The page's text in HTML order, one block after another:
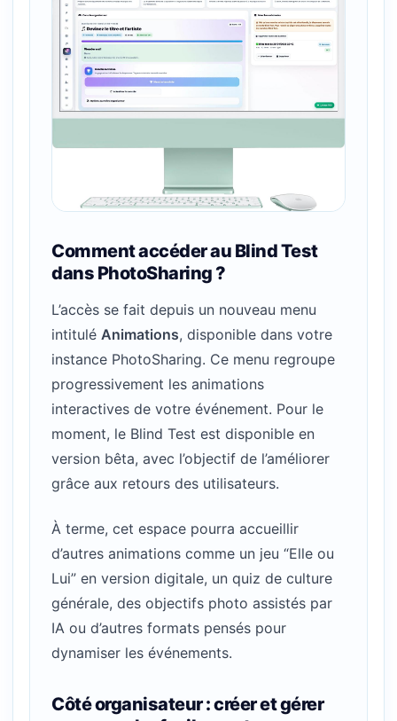
Comment accéder au Blind Test
dans PhotoSharing ?
L’accès se fait depuis un nouveau menu
intitulé Animations, disponible dans votre
instance PhotoSharing. Ce menu regroupe
progressivement les animations
interactives de votre événement. Pour le
moment, le Blind Test est disponible en
version bêta, avec l’objectif de l’améliorer
grâce aux retours des utilisateurs.
À terme, cet espace pourra accueillir
d’autres animations comme un jeu “Elle ou
Lui” en version digitale, un quiz de culture
générale, des objectifs photo assistés par
IA ou d’autres formats pensés pour
dynamiser les événements.
Côté organisateur : créer et gérer